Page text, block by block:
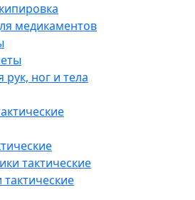
медикаментов
рук, ног и тела
тактические